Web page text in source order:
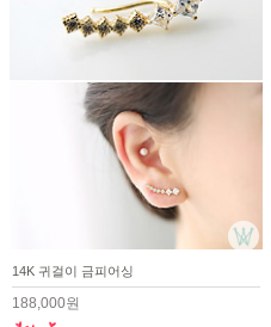
14K 귀걸이 금피어싱
188,000원